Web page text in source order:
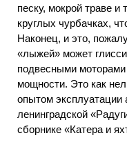
песку, мокрой траве и
круглых чурбачках,
Наконец, и это,
«лыжей» может
подвесными
мощности. Это как
опытом
ленинградской
сборнике «Катера и